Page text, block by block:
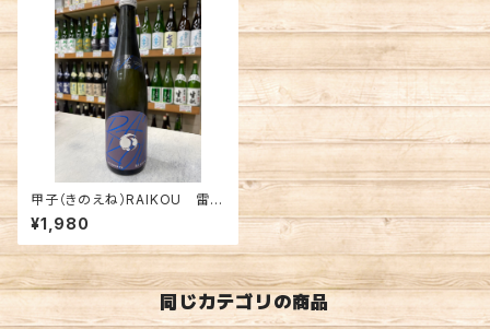
甲子（きのえね）RAIKOU 雷
光 720ml
¥1,980
同じカテゴリの商品